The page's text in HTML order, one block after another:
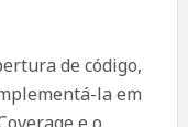
de código,
la em